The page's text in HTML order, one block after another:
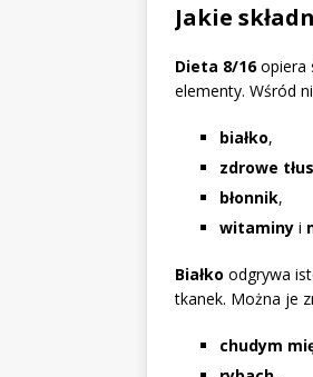
Jakie
Dieta 8/16opiera
elementy. Wśród
białko,
zdrowe
błonnik,
witaminy i
Białko odgrywa
tkanek. Można je
chudym